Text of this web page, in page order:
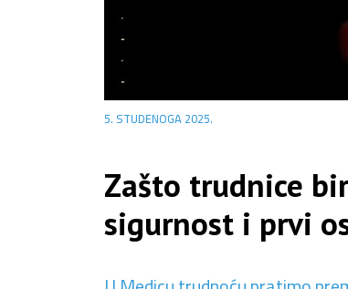
5. STUDENOGA 2025.
Zašto trudnice
sigurnost i prvi